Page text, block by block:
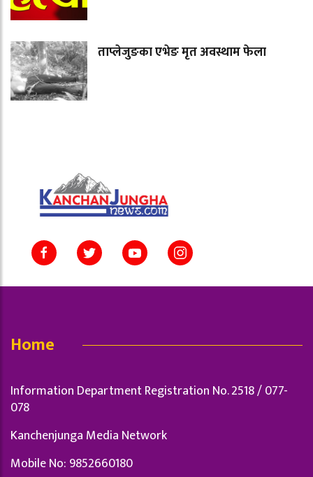
ताप्लेजुङका एभेङ मृत अवस्थाम फेला
Home
Information Department Registration No. 2518 / 077-
078
Kanchenjunga Media Network
Mobile No: 9852660180